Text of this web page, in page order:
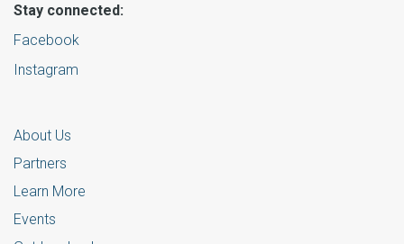
Stay connected:
Facebook
Instagram
About Us
Partners
Learn More
Events